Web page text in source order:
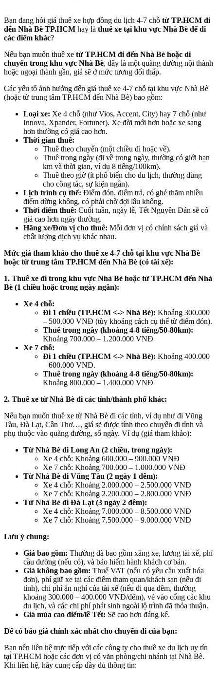
Bạn đang hỏi giá thuê xe hợp đồng du lịch 4-7 chỗ từ TP.HCM đi
đến Nhà Bè TP.HCM hay là thuê xe tại khu vực Nhà Bè để đi
các điểm khác?
Nếu bạn muốn thuê xe từ TP.HCM đi đến Nhà Bè hoặc di
chuyển trong khu vực Nhà Bè, đây là một quãng đường nội thành
hoặc ngoại thành gần, giá sẽ ở mức tương đối thấp.
Các yếu tố ảnh hưởng đến giá thuê xe 4-7 chỗ tại khu vực Nhà Bè
(hoặc từ trung tâm TP.HCM đến Nhà Bè) bao gồm:
Loại xe: Xe 4 chỗ (như Vios, Accent, City) hay 7 chỗ (như
Innova, Xpander, Fortuner). Xe đời mới hơn hoặc xe sang
hơn thường có giá cao hơn.
Thời gian thuê:
Thuê theo chuyến (một chiều đi hoặc về).
Thuê trong ngày (đi về trong ngày, thường có giới hạn
km và thời gian, ví dụ 8 tiếng/100km).
Thuê theo giờ (ít phổ biến cho du lịch, thường dùng
cho công tác, sự kiện ngắn).
Lịch trình cụ thể: Điểm đón, điểm trả, có ghé thăm nhiều
điểm dừng không, có phải chờ đợi lâu không.
Thời điểm thuê: Cuối tuần, ngày lễ, Tết Nguyên Đán sẽ có
giá cao hơn ngày thường.
Hãng xe/Đơn vị cho thuê: Mỗi đơn vị có chính sách giá và
chất lượng dịch vụ khác nhau.
Mức giá tham khảo cho thuê xe 4-7 chỗ tại khu vực Nhà Bè
hoặc từ trung tâm TP.HCM đến Nhà Bè (có tài xế):
1. Thuê xe đi trong khu vực Nhà Bè hoặc từ TP.HCM đến Nhà
Bè (1 chiều hoặc trong ngày ngắn):
Xe 4 chỗ:
Đi 1 chiều (TP.HCM <-> Nhà Bè): Khoảng 300.000
– 500.000 VNĐ (tùy khoảng cách cụ thể từ điểm đón).
Thuê trong ngày (khoảng 4-8 tiếng/50-80km):
Khoảng 700.000 – 1.200.000 VNĐ
Xe 7 chỗ:
Đi 1 chiều (TP.HCM <-> Nhà Bè): Khoảng 400.000
– 600.000 VNĐ.
Thuê trong ngày (khoảng 4-8 tiếng/50-80km):
Khoảng 800.000 – 1.400.000 VNĐ
2. Thuê xe từ Nhà Bè đi các tỉnh/thành phố khác:
Nếu bạn muốn thuê xe từ Nhà Bè đi các tỉnh, ví dụ như đi Vũng
Tàu, Đà Lạt, Cần Thơ…, giá sẽ được tính theo chuyến đi tỉnh và
phụ thuộc vào quãng đường, số ngày. Ví dụ (giá tham khảo):
Từ Nhà Bè đi Long An (2 chiều, trong ngày):
Xe 4 chỗ: Khoảng 600.000 – 900.000 VNĐ
Xe 7 chỗ: Khoảng 700.000 – 1.000.000 VNĐ
Từ Nhà Bè đi Vũng Tàu (2 ngày 1 đêm):
Xe 4 chỗ: Khoảng 2.000.000 – 2.500.000 VNĐ
Xe 7 chỗ: Khoảng 2.200.000 – 2.800.000 VNĐ
Từ Nhà Bè đi Đà Lạt (3 ngày 2 đêm):
Xe 4 chỗ: Khoảng 7.000.000 – 8.500.000 VNĐ
Xe 7 chỗ: Khoảng 7.500.000 – 9.000.000 VNĐ
Lưu ý chung:
Giá bao gồm: Thường đã bao gồm xăng xe, lương tài xế, phí
cầu đường (nếu có), và bảo hiểm hành khách cơ bản.
Giá không bao gồm: Thuế VAT (nếu có yêu cầu xuất hóa
đơn), phí giữ xe tại các điểm tham quan/khách sạn (nếu đi
tỉnh), chi phí ăn nghỉ của tài xế (nếu đi qua đêm, thường
khoảng 300.000 – 400.000 VNĐ/đêm), vé vào cổng các khu
du lịch, và các chi phí phát sinh ngoài lộ trình đã thỏa thuận.
Giá mùa cao điểm/lễ Tết: Sẽ cao hơn đáng kể.
Để có báo giá chính xác nhất cho chuyến đi của bạn:
Bạn nên liên hệ trực tiếp với các công ty cho thuê xe du lịch uy tín
tại TP.HCM hoặc các đơn vị có văn phòng/chi nhánh tại Nhà Bè.
Khi liên hệ, hãy cung cấp đầy đủ thông tin: